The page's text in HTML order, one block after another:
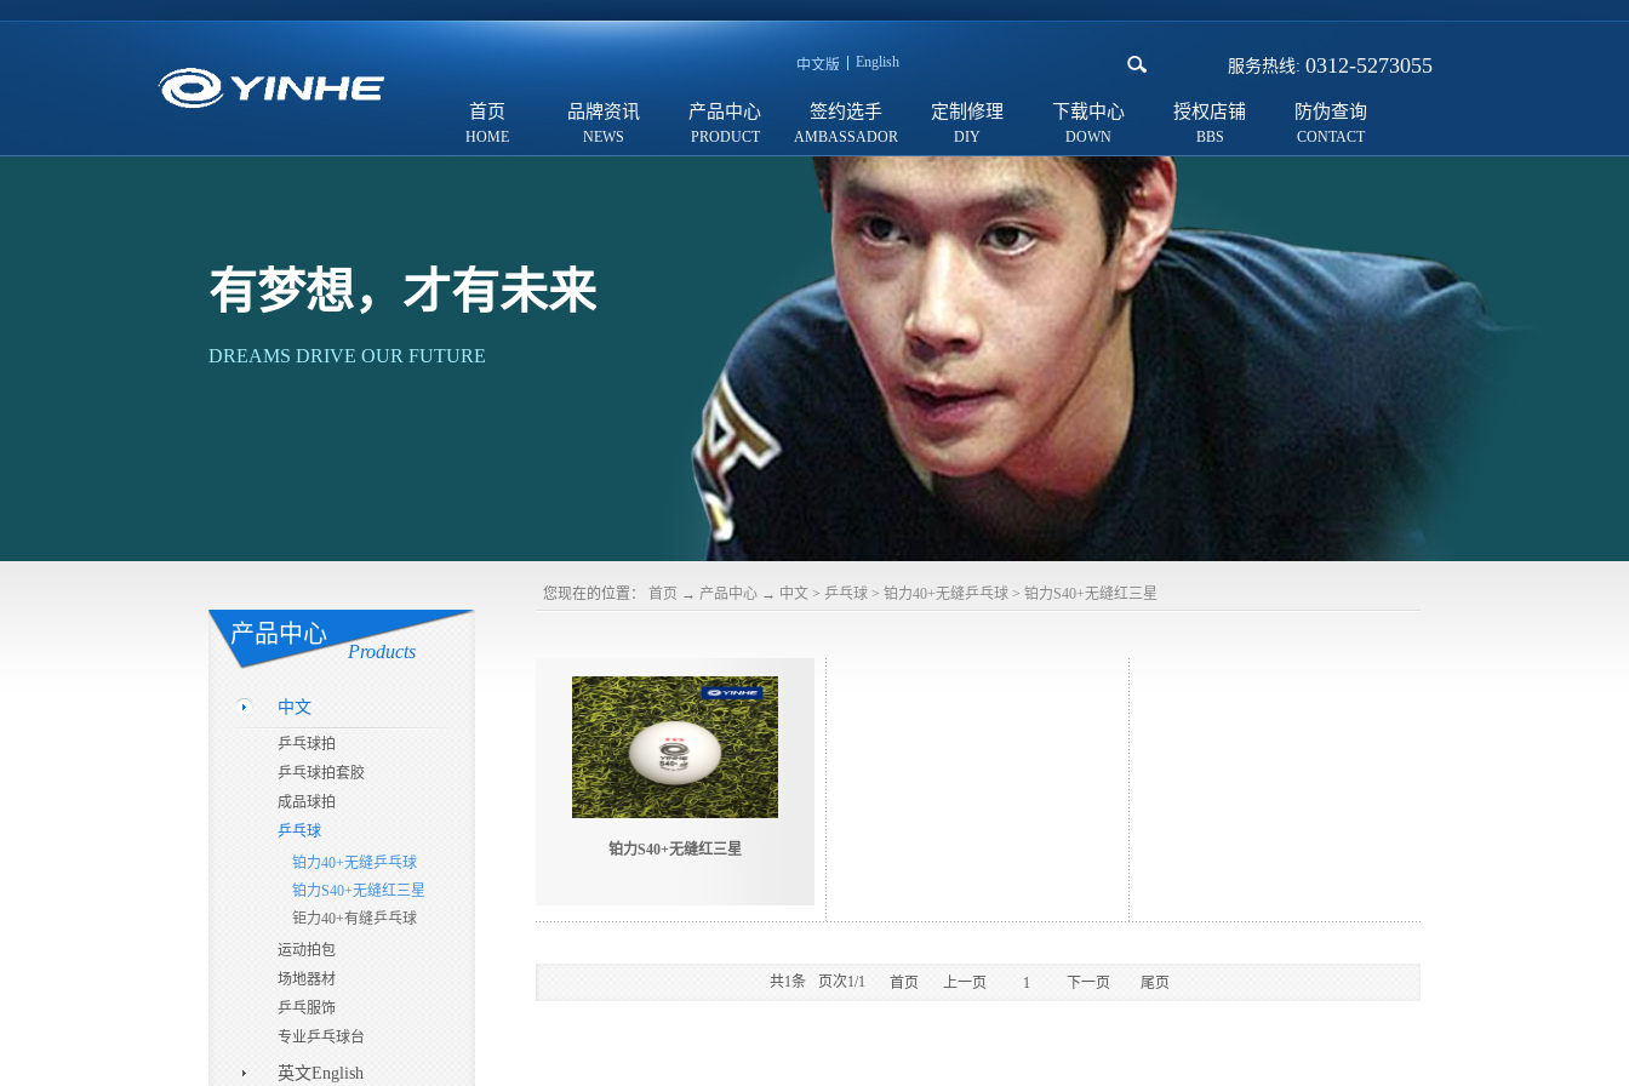
中文版 English 服务热线: 0312-5273055
首页 品牌资讯 产品中心 签约选手 定制修理 下载中心 授权店铺 防伪查询
有梦想，才有未来
DREAMS DRIVE OUR FUTURE
产品中心
Products
中文
乒乓球拍
乒乓球拍套胶
成品球拍
乒乓球
铂力40+无缝乒乓球
铂力S40+无缝红三星
钜力40+有缝乒乓球
运动拍包
场地器材
乒乓服饰
专业乒乓球台
英文English
您现在的位置： 首页 → 产品中心 → 中文 > 乒乓球 > 铂力40+无缝乒乓球 > 铂力S40+无缝红三星
铂力S40+无缝红三星
共1条 页次1/1 首页 上一页 1 下一页 尾页